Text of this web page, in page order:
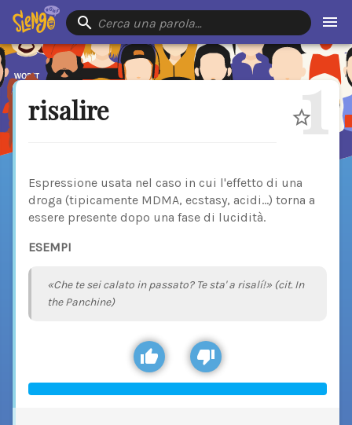
Cerca una parola…
risalire 1
Espressione usata nel caso in cui l'effetto di una
droga (tipicamente MDMA, ecstasy, acidi…) torna a
essere presente dopo una fase di lucidità.
ESEMPI
«Che te sei calato in passato? Te sta' a risalí!» (cit. In
the Panchine)